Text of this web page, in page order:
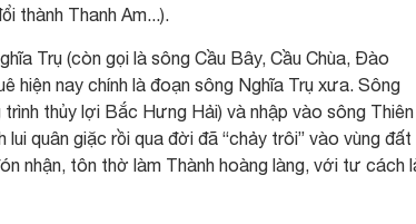
thành Thanh Am...).
Trụ (còn gọi là sông Cầu Bây, Cầu Chùa, Đào
hiện nay chính là đoạn sông Nghĩa Trụ xưa. Sông
thủy lợi Bắc Hưng Hải) và nhập vào sông Thiên
quân giặc rồi qua đời đã “chảy trôi” vào vùng đất
nhận, tôn thờ làm Thành hoàng làng, với tư cách